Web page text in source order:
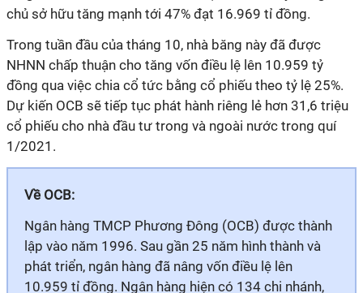
chủ sở hữu tăng mạnh tới 47% đạt 16.969 tỉ đồng.
Trong tuần đầu của tháng 10, nhà băng này đã được
NHNN chấp thuận cho tăng vốn điều lệ lên 10.959 tỷ
đồng qua việc chia cổ tức bằng cổ phiếu theo tỷ lệ 25%.
Dự kiến OCB sẽ tiếp tục phát hành riêng lẻ hơn 31,6 triệu
cổ phiếu cho nhà đầu tư trong và ngoài nước trong quí
1/2021.
Về OCB:
Ngân hàng TMCP Phương Đông (OCB) được thành
lập vào năm 1996. Sau gần 25 năm hình thành và
phát triển, ngân hàng đã nâng vốn điều lệ lên
10.959 tỉ đồng. Ngân hàng hiện có 134 chi nhánh,